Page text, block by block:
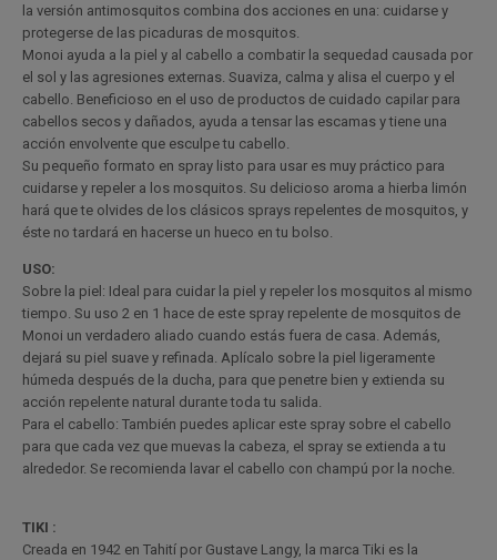
la versión antimosquitos combina dos acciones en una: cuidarse y
protegerse de las picaduras de mosquitos.
Monoi ayuda a la piel y al cabello a combatir la sequedad causada por
el sol y las agresiones externas. Suaviza, calma y alisa el cuerpo y el
cabello. Beneficioso en el uso de productos de cuidado capilar para
cabellos secos y dañados, ayuda a tensar las escamas y tiene una
acción envolvente que esculpe tu cabello.
Su pequeño formato en spray listo para usar es muy práctico para
cuidarse y repeler a los mosquitos. Su delicioso aroma a hierba limón
hará que te olvides de los clásicos sprays repelentes de mosquitos, y
éste no tardará en hacerse un hueco en tu bolso.
USO:
Sobre la piel: Ideal para cuidar la piel y repeler los mosquitos al mismo
tiempo. Su uso 2 en 1 hace de este spray repelente de mosquitos de
Monoi un verdadero aliado cuando estás fuera de casa. Además,
dejará su piel suave y refinada. Aplícalo sobre la piel ligeramente
húmeda después de la ducha, para que penetre bien y extienda su
acción repelente natural durante toda tu salida.
Para el cabello: También puedes aplicar este spray sobre el cabello
para que cada vez que muevas la cabeza, el spray se extienda a tu
alrededor. Se recomienda lavar el cabello con champú por la noche.
TIKI :
Creada en 1942 en Tahití por Gustave Langy, la marca Tiki es la